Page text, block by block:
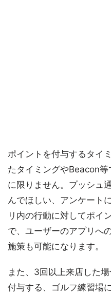
ポイントを付与するタイ
たタイミングやBeacon
に限りません。プッシュ
んでほしい、アンケート
リ内の行動に対してポイ
で、ユーザーのアプリへ
施策も可能になります。
また、3回以上来店した
付与する、ゴルフ練習場